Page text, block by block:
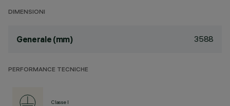
DIMENSIONI
Generale (mm) 3588
PERFORMANCE TECNICHE
Classe I